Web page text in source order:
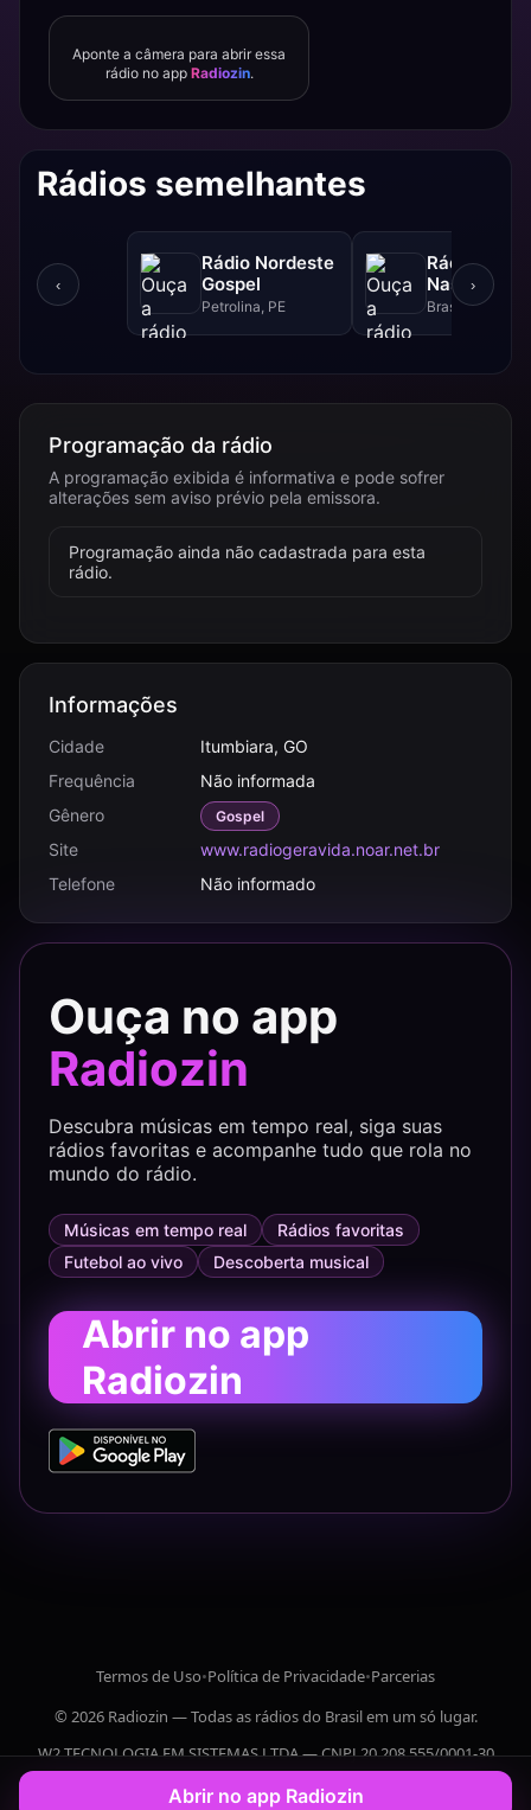
Aponte a câmera para abrir essa
rádio no app Radiozin.
Rádios semelhantes
‹
Rádio Nordeste
Gospel
Petrolina, PE
Rádio Sol
Nascente
Brasília, DF
›
Programação da rádio
A programação exibida é informativa e pode sofrer
alterações sem aviso prévio pela emissora.
Programação ainda não cadastrada para esta
rádio.
Informações
Cidade
Itumbiara, GO
Frequência
Não informada
Gênero
Gospel
Site
www.radiogeravida.noar.net.br
Telefone
Não informado
Ouça no app
Radiozin
Descubra músicas em tempo real, siga suas
rádios favoritas e acompanhe tudo que rola no
mundo do rádio.
Músicas em tempo real
Rádios favoritas
Futebol ao vivo
Descoberta musical
Abrir no app
Radiozin
Termos de Uso•Política de Privacidade•Parcerias
© 2026 Radiozin — Todas as rádios do Brasil em um só lugar.
W2 TECNOLOGIA EM SISTEMAS LTDA — CNPJ 20.208.555/0001-30
Abrir no app Radiozin